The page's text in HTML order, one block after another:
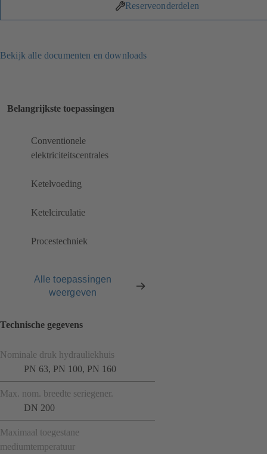
Reserveonderdelen
Bekijk alle documenten en downloads
Belangrijkste toepassingen
Conventionele
elektriciteitscentrales
Ketelvoeding
Ketelcirculatie
Procestechniek
Alle toepassingen
weergeven
Technische gegevens
Nominale druk hydrauliekhuis
PN 63, PN 100, PN 160
Max. nom. breedte seriegener.
DN 200
Maximaal toegestane
mediumtemperatuur